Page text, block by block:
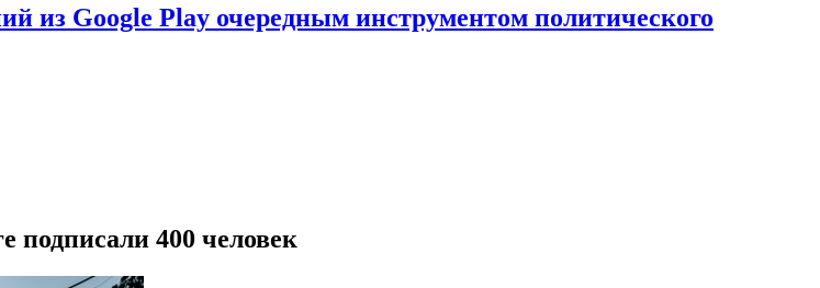
из Google Play очередным инструментом политического
подписали 400 человек